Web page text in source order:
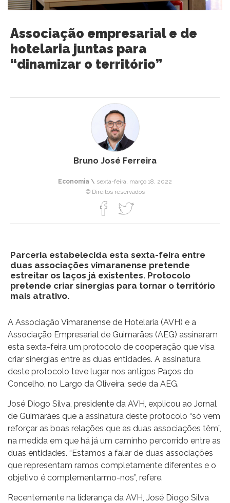
Associação empresarial e de
hotelaria juntas para
“dinamizar o território”
Bruno José Ferreira
Economia \ sexta-feira, março 18, 2022
© Direitos reservados
Parceria estabelecida esta sexta-feira entre
duas associações vimaranense pretende
estreitar os laços já existentes. Protocolo
pretende criar sinergias para tornar o território
mais atrativo.
A Associação Vimaranense de Hotelaria (AVH) e a
Associação Empresarial de Guimarães (AEG) assinaram
esta sexta-feira um protocolo de cooperação que visa
criar sinergias entre as duas entidades. A assinatura
deste protocolo teve lugar nos antigos Paços do
Concelho, no Largo da Oliveira, sede da AEG.
José Diogo Silva, presidente da AVH, explicou ao Jornal
de Guimarães que a assinatura deste protocolo “só vem
reforçar as boas relações que as duas associações têm”,
na medida em que há já um caminho percorrido entre as
duas entidades. “Estamos a falar de duas associações
que representam ramos completamente diferentes e o
objetivo é complementarmo-nos”, refere.
Recentemente na liderança da AVH, José Diogo Silva